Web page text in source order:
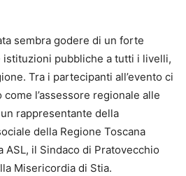
sembra godere di un forte
pubbliche a tutti i livelli,
Tra i partecipanti all’evento ci
l’assessore regionale alle
rappresentante della
della Regione Toscana
ASL, il Sindaco di Pratovecchio
Misericordia di Stia.